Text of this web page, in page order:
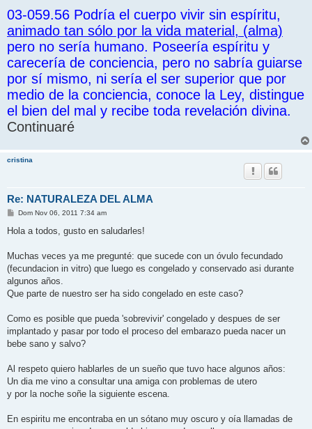
03-059.56 Podría el cuerpo vivir sin espíritu,
animado tan sólo por la vida material, (alma)
pero no sería humano. Poseería espíritu y
carecería de conciencia, pero no sabría guiarse
por sí mismo, ni sería el ser superior que por
medio de la conciencia, conoce la Ley, distingue
el bien del mal y recibe toda revelación divina.
Continuaré
cristina
Re: NATURALEZA DEL ALMA
M
n
j
Dom Nov 06, 2011 7:34 am
Hola a todos, gusto en saludarles!
Muchas veces ya me pregunté: que sucede con un óvulo fecundado
(fecundacion in vitro) que luego es congelado y conservado asi durante
algunos años.
Que parte de nuestro ser ha sido congelado en este caso?
Como es posible que pueda 'sobrevivir' congelado y despues de ser
implantado y pasar por todo el proceso del embarazo pueda nacer un
bebe sano y salvo?
Al respeto quiero hablarles de un sueño que tuvo hace algunos años:
Un dia me vino a consultar una amiga con problemas de utero
y por la noche soñe la siguiente escena.
En espiritu me encontraba en un sótano muy oscuro y oía llamadas de